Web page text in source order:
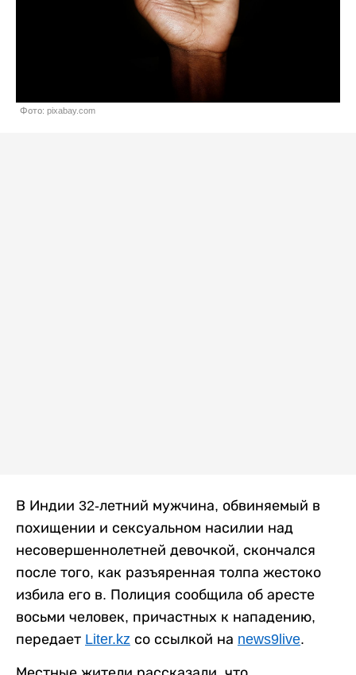
Фото: pixabay.com
В Индии 32-летний мужчина, обвиняемый в
похищении и сексуальном насилии над
несовершеннолетней девочкой, скончался
после того, как разъяренная толпа жестоко
избила его в. Полиция сообщила об аресте
восьми человек, причастных к нападению,
передает Liter.kz со ссылкой на news9live.